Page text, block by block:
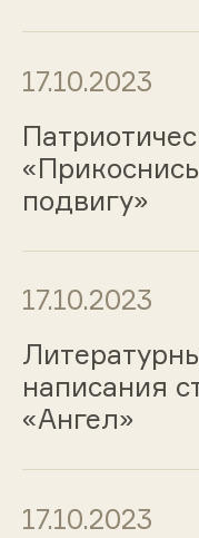
17.10.2023
подвигу»
17.10.2023
написания
«Ангел»
17.10.2023